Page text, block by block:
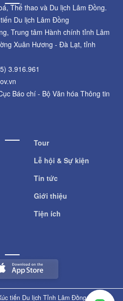
Thể thao và Du lịch Lâm Đồng.
Du lịch Lâm Đồng
Trung tâm Hành chính tỉnh Lâm
Xuân Hương - Đà Lạt, tỉnh
3.916.961
Báo chí - Bộ Văn hóa Thông tin
Tour
Lễ hội & Sự kiện
Tin tức
Giới thiệu
Tiện ích
tiến Du lịch Tỉnh Lâm Đồng